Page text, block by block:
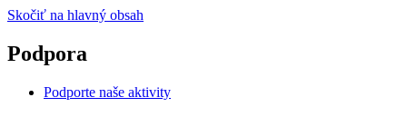
Skočiť na hlavný obsah
Podpora
Podporte naše aktivity